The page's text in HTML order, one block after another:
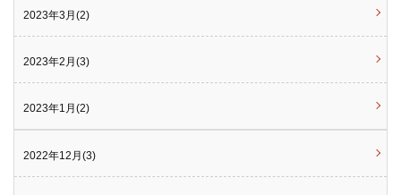
2023年3月(2)
2023年2月(3)
2023年1月(2)
2022年12月(3)